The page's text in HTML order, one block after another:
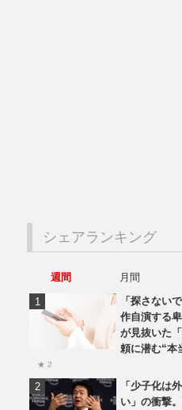
シェアランキング
週間 月間
「探さない
作自演する
が見抜いた
頼に潜む“本
★ 2
「少子化は
い」の衝撃